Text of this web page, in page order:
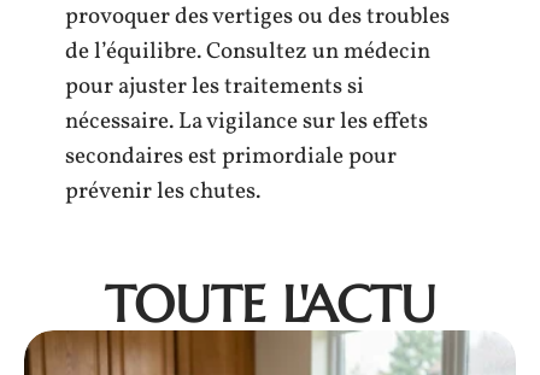
provoquer des vertiges ou des troubles
de l’équilibre. Consultez un médecin
pour ajuster les traitements si
nécessaire. La vigilance sur les effets
secondaires est primordiale pour
prévenir les chutes.
TOUTE L'ACTU